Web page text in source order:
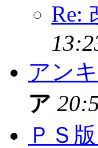
Re:
アン
ア
ＰＳ